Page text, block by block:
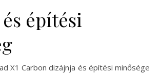
építési
X1 Carbon dizájnja és építési minősége